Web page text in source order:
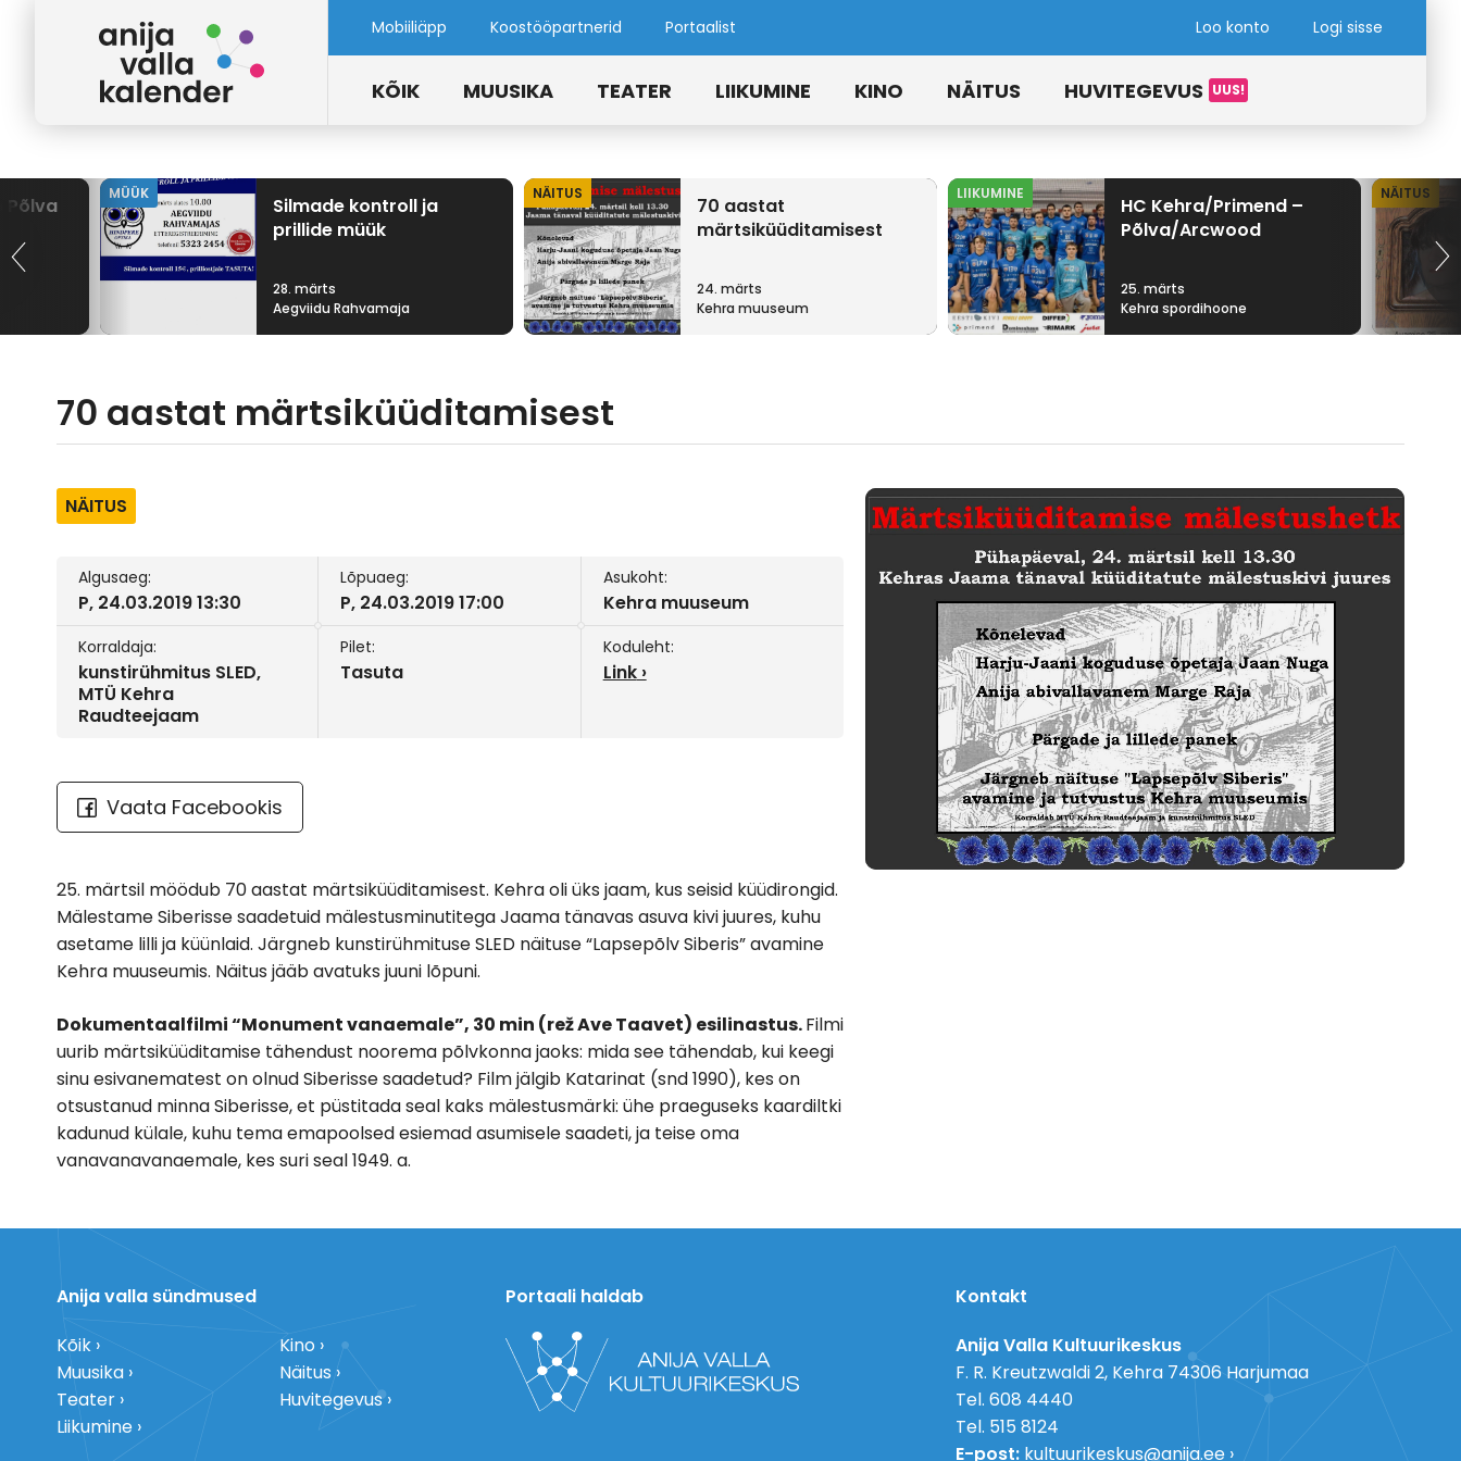
Mobiiliäpp Koostööpartnerid Portaalist Loo konto Logi sisse
KÕIK MUUSIKA TEATER LIIKUMINE KINO NÄITUS HUVITEGEVUS
Põlva
MÜÜK
Silmade kontroll ja
prillide müük
28. märts
Aegviidu Rahvamaja
NÄITUS
70 aastat
märtsiküüditamisest
24. märts
Kehra muuseum
LIIKUMINE
HC Kehra/Primend –
Põlva/Arcwood
25. märts
Kehra spordihoone
NÄITUS
70 aastat märtsiküüditamisest
NÄITUS
Algusaeg:
P, 24.03.2019 13:30
Lõpuaeg:
P, 24.03.2019 17:00
Asukoht:
Kehra muuseum
Korraldaja:
kunstirühmitus SLED,
MTÜ Kehra
Raudteejaam
Pilet:
Tasuta
Koduleht:
Link
Vaata Facebookis
25. märtsil möödub 70 aastat märtsiküüditamisest. Kehra oli üks jaam, kus seisid küüdirongid.
Mälestame Siberisse saadetuid mälestusminutitega Jaama tänavas asuva kivi juures, kuhu
asetame lilli ja küünlaid. Järgneb kunstirühmituse SLED näituse “Lapsepõlv Siberis” avamine
Kehra muuseumis. Näitus jääb avatuks juuni lõpuni.
Dokumentaalfilmi “Monument vanaemale”, 30 min (rež Ave Taavet) esilinastus.Filmi
uurib märtsiküüditamise tähendust noorema põlvkonna jaoks: mida see tähendab, kui keegi
sinu esivanematest on olnud Siberisse saadetud? Film jälgib Katarinat (snd 1990), kes on
otsustanud minna Siberisse, et püstitada seal kaks mälestusmärki: ühe praeguseks kaardiltki
kadunud külale, kuhu tema emapoolsed esiemad asumisele saadeti, ja teise oma
vanavanavanaemale, kes suri seal 1949. a.
Anija valla sündmused
Kõik
Muusika
Teater
Liikumine
Kino
Näitus
Huvitegevus
Portaali haldab
Kontakt
Anija Valla Kultuurikeskus
F. R. Kreutzwaldi 2, Kehra 74306 Harjumaa
Tel. 608 4440
Tel. 515 8124
E-post: kultuurikeskus@anija.ee